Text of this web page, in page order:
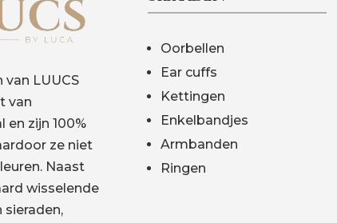
van LUUCS
van
en zijn 100%
ze niet
Naast
wisselende
sieraden,
Oorbellen
Ear cuffs
Kettingen
Enkelbandjes
Armbanden
Ringen